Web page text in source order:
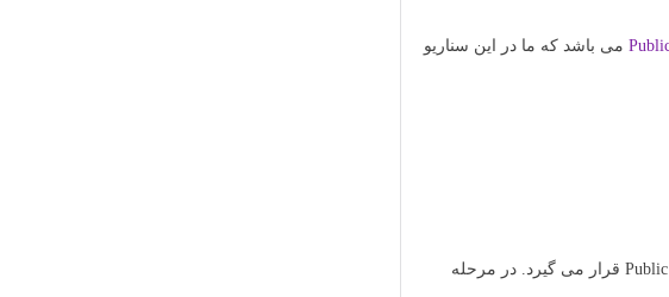
می باشد که ما در این سناریو
همانطور که مشخص است ارتباط برقرار است. مجدد باید به این نکته توجه نمود که در محیط واقعی به جای 192.168.12.2 آدرس Public IP قرار می گیرد. در مرحله